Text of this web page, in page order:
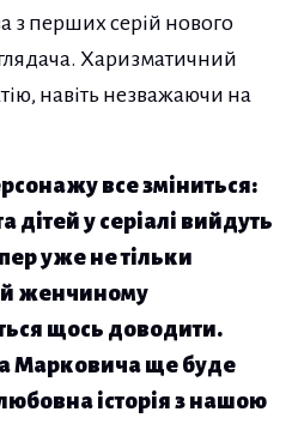
з перших серій нового
Харизматичний
навіть незважаючи на
все зміниться:
дітей у серіалі вийдуть
уже не тільки
й женчиному
щось доводити.
Марковича ще буде
історія з нашою